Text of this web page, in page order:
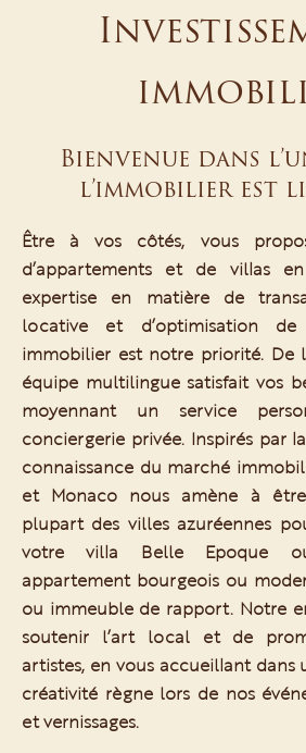
Bienvenue dans
l’immobilier est
Être à vos côtés, vous
d’appartements et de villas
expertise en matière de
locative et d’optimisation
immobilier est notre priorité. De
équipe multilingue satisfait vos
moyennant un service
conciergerie privée. Inspirés par
connaissance du marché
et Monaco nous amène à
plupart des villes azuréennes
votre villa Belle Epoque ou
appartement bourgeois ou
ou immeuble de rapport. Notre
soutenir l’art local et de
artistes, en vous accueillant dans
créativité règne lors de nos
et vernissages.